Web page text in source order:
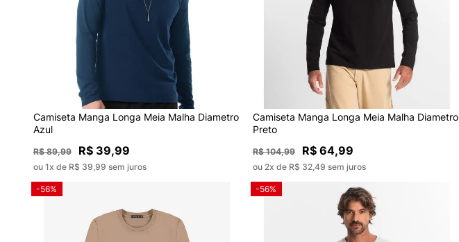
Camiseta Manga Longa Meia Malha Diametro
Azul
R$ 89,99 R$ 39,99
ou 1x de R$ 39,99 sem juros
Camiseta Manga Longa Meia Malha Diametro
Preto
R$ 104,99 R$ 64,99
ou 2x de R$ 32,49 sem juros
-56% -56%